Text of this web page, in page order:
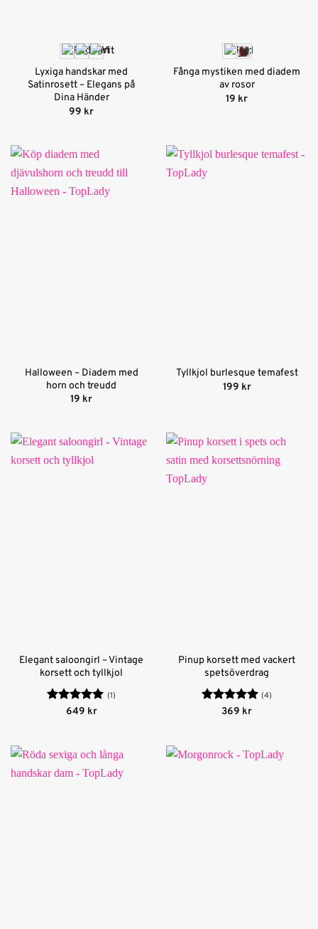
Lyxiga handskar med
Satinrosett – Elegans på
Dina Händer
99 kr
Fånga mystiken med diadem
av rosor
19 kr
Halloween – Diadem med
horn och treudd
19 kr
Tyllkjol burlesque temafest
199 kr
Elegant saloongirl – Vintage
korsett och tyllkjol
Betygsatt5
(1)
649 kr
Pinup korsett med vackert
spetsöverdrag
Betygsatt5
(4)
369 kr